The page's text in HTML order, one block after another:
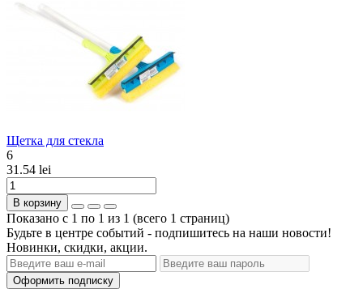
Щетка для стекла
6
31.54 lei
В корзину
Показано с 1 по 1 из 1 (всего 1 страниц)
Будьте в центре событий - подпишитесь на наши новости!
Новинки, скидки, акции.
Оформить подписку